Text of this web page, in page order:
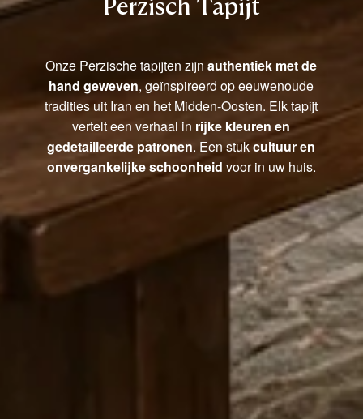
Perzisch Tapijt
Onze Perzische tapijten zijnauthentiek met de
hand geweven, geïnspireerd op eeuwenoude
tradities uit Iran en het Midden-Oosten. Elk tapijt
vertelt een verhaal in rijke kleuren en
gedetailleerde patronen. Een stukcultuur en
onvergankelijke schoonheid voor in uw huis.